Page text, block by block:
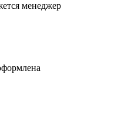
менеджер